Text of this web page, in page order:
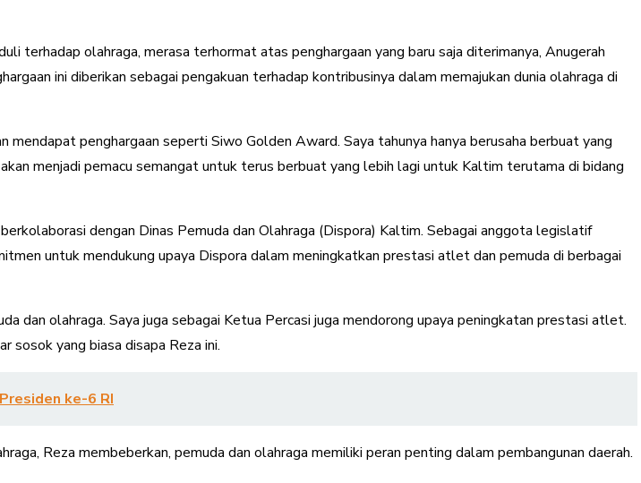
terhadap olahraga, merasa terhormat atas penghargaan yang baru saja diterimanya, Anugerah
ini diberikan sebagai pengakuan terhadap kontribusinya dalam memajukan dunia olahraga di
mendapat penghargaan seperti Siwo Golden Award. Saya tahunya hanya berusaha berbuat yang
menjadi pemacu semangat untuk terus berbuat yang lebih lagi untuk Kaltim terutama di bidang
dengan Dinas Pemuda dan Olahraga (Dispora) Kaltim. Sebagai anggota legislatif
untuk mendukung upaya Dispora dalam meningkatkan prestasi atlet dan pemuda di berbagai
dan olahraga. Saya juga sebagai Ketua Percasi juga mendorong upaya peningkatan prestasi atlet.
sosok yang biasa disapa Reza ini.
ke-6 RI
Reza membeberkan, pemuda dan olahraga memiliki peran penting dalam pembangunan daerah.